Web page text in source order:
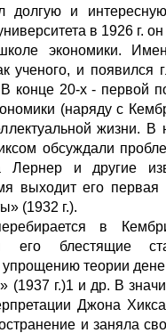
долгую и
в 1926 г.
экономики.
ученого, и появился
конце 20-х - первой
(наряду с
жизни. В
обсуждали
и другие
выходит его первая
(1932 г.).
в
его блестящие
теории
(1937 г.)1 и др. В
Джона
и заняла